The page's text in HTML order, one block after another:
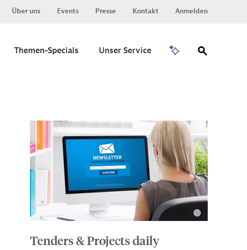
Über uns Events Presse Kontakt Anmelden
Themen-Specials Unser Service
Tenders & Projects daily